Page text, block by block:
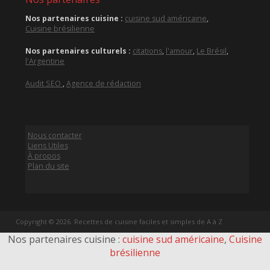
Nos partenaires cuisine : cuisine sud américaine,
Cuisine brésilienne
Nos partenaires culturels : citations, l'amour, Le Brésil,
l'Argentine
Audit SEO ,Agence de rédaction
Nous contacter
Liens Utiles
À propos
Plan du site
Copyright © 2026. Recettes de cuisine faciles et simples de A à Z
Nos partenaires cuisine : cuisine sud américaine, Cuisine
brésilienne